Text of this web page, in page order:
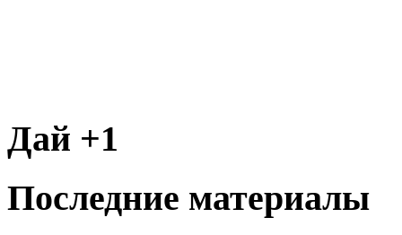
Дай +1
Последние материалы